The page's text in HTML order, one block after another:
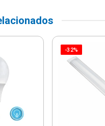
-32%